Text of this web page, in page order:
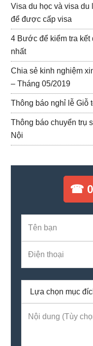
Visa du học và visa
để được cấp visa
4 Bước để kiểm tra
nhất
Chia sẻ kinh nghiệm
– Tháng 05/2019
Thông báo nghỉ lễ Giỗ
Thông báo chuyển trụ
Nội
☎